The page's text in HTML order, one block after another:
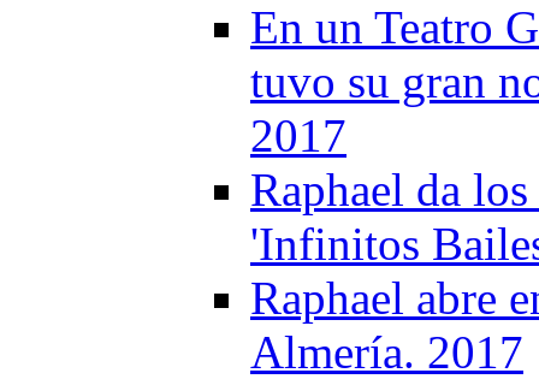
En un Teatro
tuvo su gran
2017
Raphael da
'Infinitos
Raphael abre
Almería. 2017